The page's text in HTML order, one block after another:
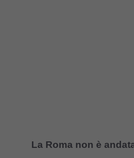
La Roma non è